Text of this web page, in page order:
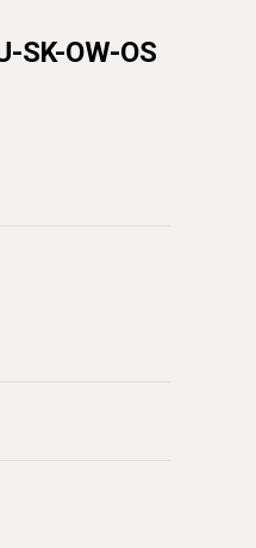
SK-OW-OS